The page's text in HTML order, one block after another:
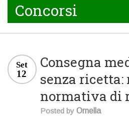
Concorsi
Consegna
senza
normativa di
Set
12
Posted by Ornella